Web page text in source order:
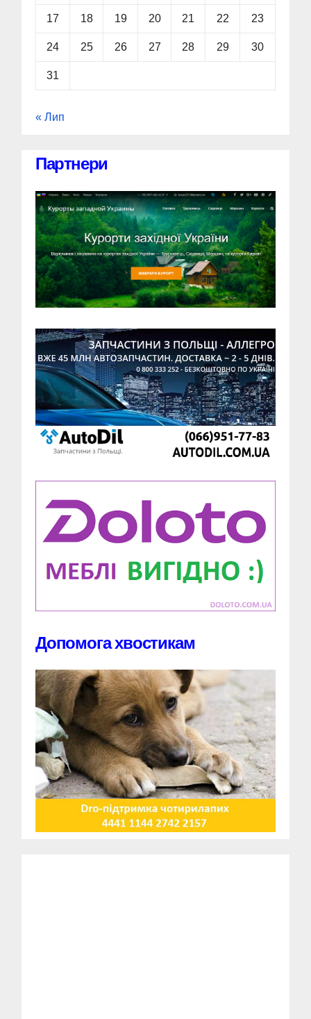
17 18 19 20 21 22 23
24 25 26 27 28 29 30
31
« Лип
Партнери
Допомога хвостикам